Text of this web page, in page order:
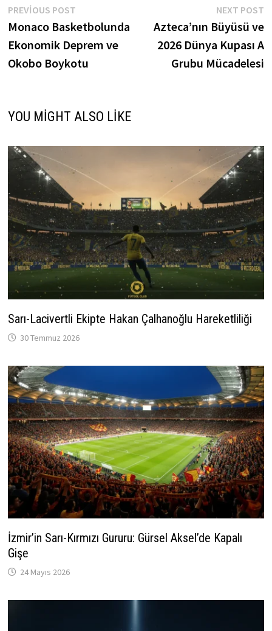
Yazı
gezinmesi
PREVIOUS POSTPrevious
post:
Monaco Basketbolunda
Ekonomik Deprem ve
Okobo Boykotu
NEXT POST
Azteca’nın Büyüsü ve
2026 Dünya Kupası A
Grubu Mücadelesi
YOU MIGHT ALSO LIKE
Sarı-Lacivertli Ekipte Hakan Çalhanoğlu Hareketliliği
30 Temmuz 2026
İzmir’in Sarı-Kırmızı Gururu: Gürsel Aksel’de Kapalı
Gişe
24 Mayıs 2026